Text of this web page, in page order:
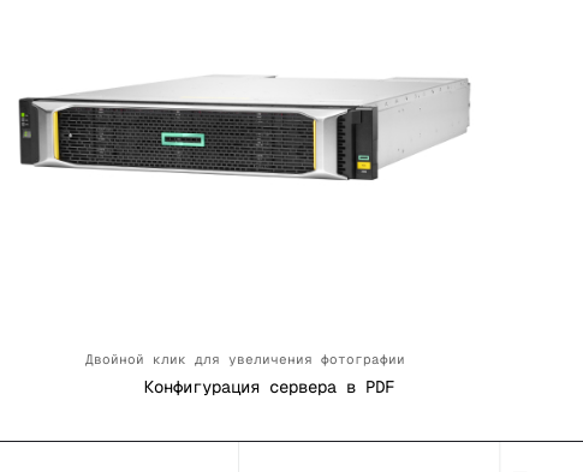
Двойной клик для увеличения фотографии
Конфигурация сервера в PDF